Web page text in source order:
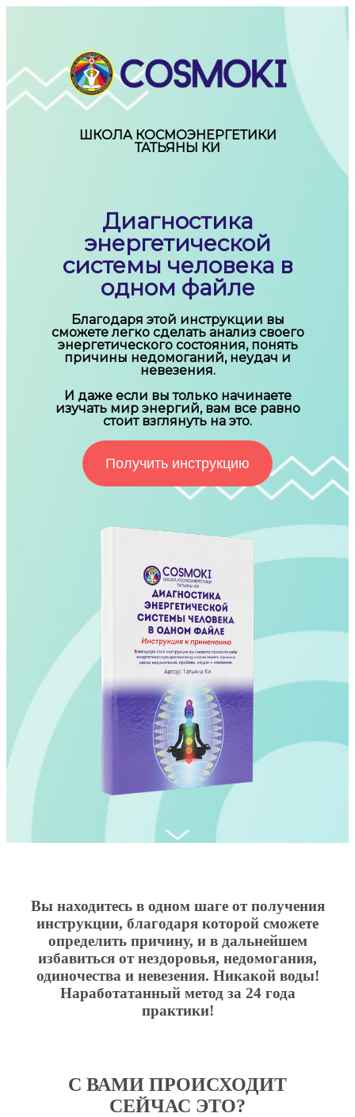
ШКОЛА КОСМОЭНЕРГЕТИКИ
ТАТЬЯНЫ КИ
Диагностика
энергетической
системы человека в
одном файле
Благодаря этой инструкции вы
сможете легко сделать анализ своего
энергетического состояния, понять
причины недомоганий, неудач и
невезения.
И даже если вы только начинаете
изучать мир энергий, вам все равно
стоит взглянуть на это.
Получить инструкцию
Вы находитесь в одном шаге от получения
инструкции, благодаря которой сможете
определить причину, и в дальнейшем
избавиться от нездоровья, недомогания,
одиночества и невезения. Никакой воды!
Наработатанный метод за 24 года
практики!
С ВАМИ ПРОИСХОДИТ
СЕЙЧАС ЭТО?